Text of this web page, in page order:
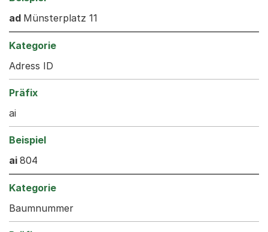
ad Münsterplatz 11
Adress ID
ai
ai 804
Baumnummer